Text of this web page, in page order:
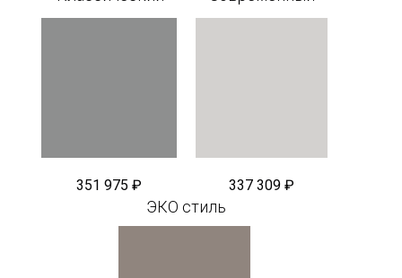
337 309 ₽
351 975 ₽
ЭКО стиль